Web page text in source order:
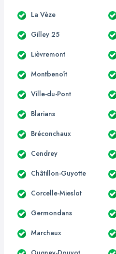
La Vèze
Gilley 25
Lièvremont
Montbenoît
Ville-du-Pont
Blarians
Bréconchaux
Cendrey
Châtillon-Guyotte
Corcelle-Mieslot
Germondans
Marchaux